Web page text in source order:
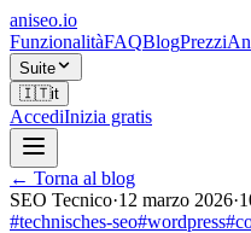
aniseo.io
FunzionalitàFAQBlogPrezzi
Suite
🇮🇹it
AccediInizia gratis
← Torna al blog
SEO Tecnico·12 marzo 2026·
#technisches-seo#wordpress#